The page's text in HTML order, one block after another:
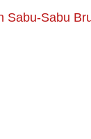
Sabu-Sabu